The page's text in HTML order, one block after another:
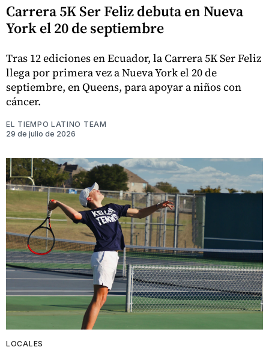
Carrera 5K Ser Feliz debuta en Nueva
York el 20 de septiembre
Tras 12 ediciones en Ecuador, la Carrera 5K Ser Feliz
llega por primera vez a Nueva York el 20 de
septiembre, en Queens, para apoyar a niños con
cáncer.
EL TIEMPO LATINO TEAM
29 de julio de 2026
LOCALES